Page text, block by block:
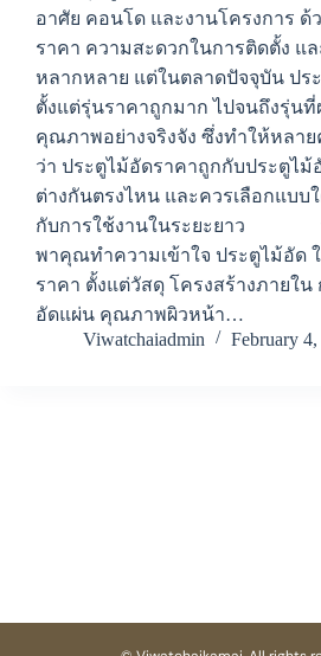
อาศัย คอนโด และงานโครงการ ด้
ราคา ความสะดวกในการติดตั้ง แล
หลากหลาย แต่ในตลาดปัจจุบัน ปร
ตั้งแต่รุ่นราคาถูกมาก ไปจนถึงรุ่น
คุณภาพอย่างจริงจัง ซึ่งทำให้หลาย
ว่า ประตูไม้อัดราคาถูกกับประตูไ
ต่างกันตรงไหน และควรเลือกแบบ
กับการใช้งานในระยะยาว
พาคุณทำความเข้าใจ ประตูไม้อัด
ราคา ตั้งแต่วัสดุ โครงสร้างภายใน
อัดแผ่น คุณภาพผิวหน้า…
Viwatchaiadmin
February